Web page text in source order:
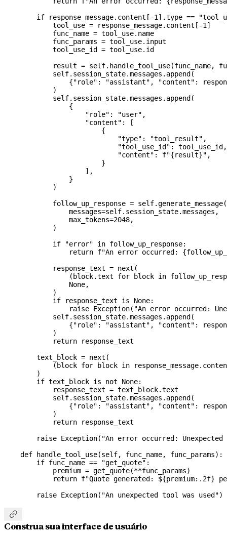
        if
response_message.content[ -1].type ==
            tool_use
= response_message.content[ -1]
            func_name
= tool_use.name
            func_params
= tool_use.input
            tool_use_id
= tool_use.id
            result
= self.handle_tool_use(func_name,
            self
.session_state.messages.append(
                {
"role" : "assistant" , "content" :
            )
            self
.session_state.messages.append(
                {
                    "role"
: "user" ,
                    "content"
: [
                        {
                            "type"
: "tool_result" ,
                            "tool_use_id"
: tool_use_id,
                            "content"
: f"{result}" ,
                        }
                    ],
                }
            )
            follow_up_response
= self.generate_message(
                messages
=self.session_state.messages,
                max_tokens
=2048,
            )
            if
"error" in follow_up_response:
                return
f"An error occurred: {
            response_text
= next (
                (block.text
for block in
                None
,
            )
            if
response_text is None:
                raise
Exception( "An error occurred:
            self
.session_state.messages.append(
                {
"role" : "assistant" , "content" :
            )
            return
response_text
        text_block
= next (
            (block
for block in
        )
        if
text_block is not None:
            response_text
= text_block.text
            self
.session_state.messages.append(
                {
"role" : "assistant" , "content" :
            )
            return
response_text
        raise
Exception( "An error occurred: Unexpected
    def
handle_tool_use(self, func_name, func_params):
        if
func_name == "get_quote" :
            premium
= get_quote(**func_params)
            return
f"Quote generated: ${premium:.2f}
        raise
Exception( "An unexpected tool was used")

Construa sua interface de usuário